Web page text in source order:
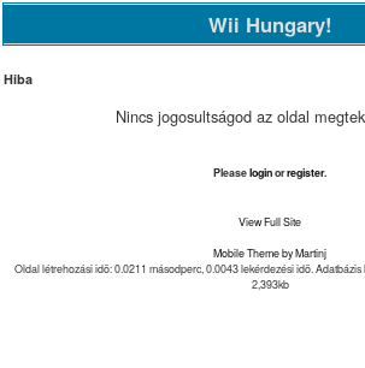
Wii Hungary!
Hiba
Nincs jogosultságod az oldal
Pleaseloginorregister.
View Full Site
Mobile Theme by Martinj
Oldal létrehozási idõ: 0.0211 másodperc, 0.0043 lekérdezési idõ.
2,393kb